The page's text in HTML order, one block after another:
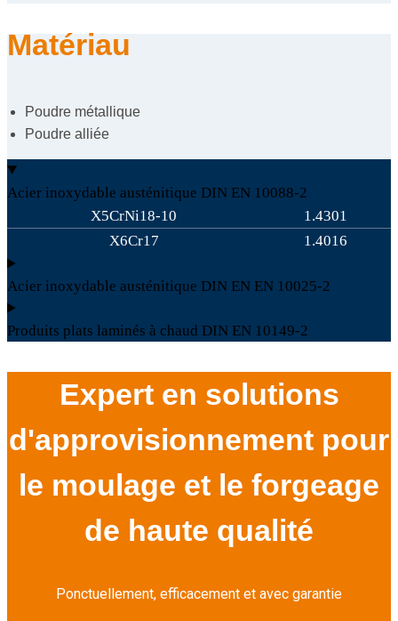
Matériau
Poudre métallique
Poudre alliée
Acier inoxydable austénitique DIN EN 10088-2
X5CrNi18-10
1.4301
X6Cr17
1.4016
Acier inoxydable austénitique DIN EN EN 10025-2
Produits plats laminés à chaud DIN EN 10149-2
Expert en solutions
d'approvisionnement pour
le moulage et le forgeage
de haute qualité
Ponctuellement, efficacement et avec garantie